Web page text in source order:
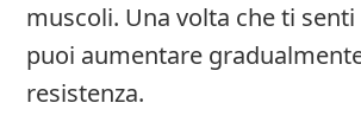
muscoli. Una volta che ti
puoi aumentare
resistenza.